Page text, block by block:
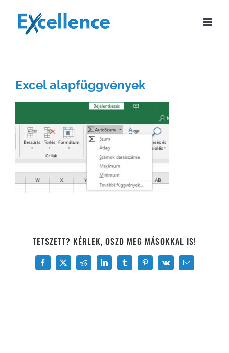
Excel alapfüggvények
TETSZETT? KÉRLEK, OSZD MEG MÁSOKKAL IS!
Facebook
X Reddit LinkedInTumblrPinterest
Vk Email: